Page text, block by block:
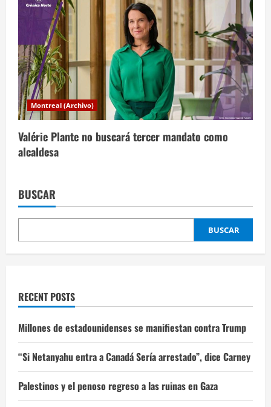
Montreal (Archivo)
Valérie Plante no buscará tercer mandato como
alcaldesa
BUSCAR
BUSCAR
RECENT POSTS
Millones de estadounidenses se manifiestan contra Trump
“Si Netanyahu entra a Canadá Sería arrestado”, dice Carney
Palestinos y el penoso regreso a las ruinas en Gaza